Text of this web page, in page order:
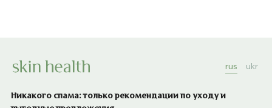
rus ukr
Никакого спама: только рекомендации по уходу и